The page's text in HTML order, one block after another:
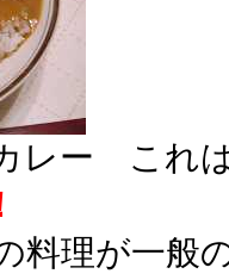
レー これ
料理が一般